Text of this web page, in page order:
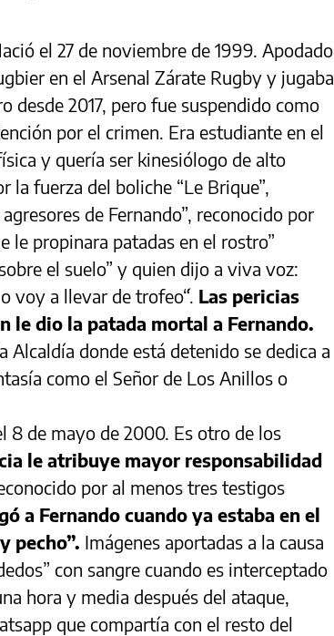
el 27 de noviembre de 1999. Apodado
en el Arsenal Zárate Rugby y jugaba
desde 2017, pero fue suspendido como
por el crimen. Era estudiante en el
y quería ser kinesiólogo de alto
la fuerza del boliche “Le Brique”,
de Fernando”, reconocido por
le propinara patadas en el rostro”
el suelo” y quien dijo a viva voz:
voy a llevar de trofeo´“. Las pericias
le dio la patada mortal a Fernando.
Alcaldía donde está detenido se dedica a
como el Señor de Los Anillos o
8 de mayo de 2000. Es otro de los
le atribuye mayor responsabilidad
por al menos tres testigos
a Fernando cuando ya estaba en el
pecho”. Imágenes aportadas a la causa
con sangre cuando es interceptado
hora y media después del ataque,
que compartía con el resto del